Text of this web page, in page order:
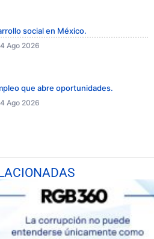
social en México.
Ago 2026
que abre oportunidades.
Ago 2026